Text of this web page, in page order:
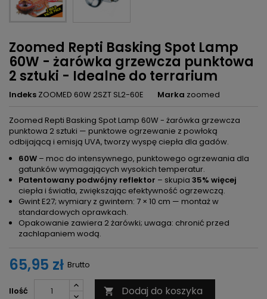
Zoomed Repti Basking Spot Lamp
60W - żarówka grzewcza punktowa
2 sztuki - Idealne do terrarium
Indeks ZOOMED 60W 2SZT SL2-60E Marka zoomed
Zoomed Repti Basking Spot Lamp 60W - żarówka grzewcza
punktowa 2 sztuki — punktowe ogrzewanie z powłoką
odbijającą i emisją UVA, tworzy wyspę ciepła dla gadów.
60W – moc do intensywnego, punktowego ogrzewania dla
gatunków wymagających wysokich temperatur.
Patentowany podwójny reflektor – skupia 35% więcej
ciepła i światła, zwiększając efektywność ogrzewczą.
Gwint E27; wymiary z gwintem: 7 × 10 cm — montaż w
standardowych oprawkach.
Opakowanie zawiera 2 żarówki; uwaga: chronić przed
zachlapaniem wodą.
65,95 zł Brutto
Ilość  Dodaj do koszyka